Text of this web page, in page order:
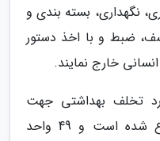
نگهداری، بسته بندی و
ضبط و با اخذ دستور
خارج نمایند.
کرد: پرونده 155 مورد تخلف بهداشتی جهت
رسیدگی به مراجع قضایی ارجاع شده است و 49 واحد